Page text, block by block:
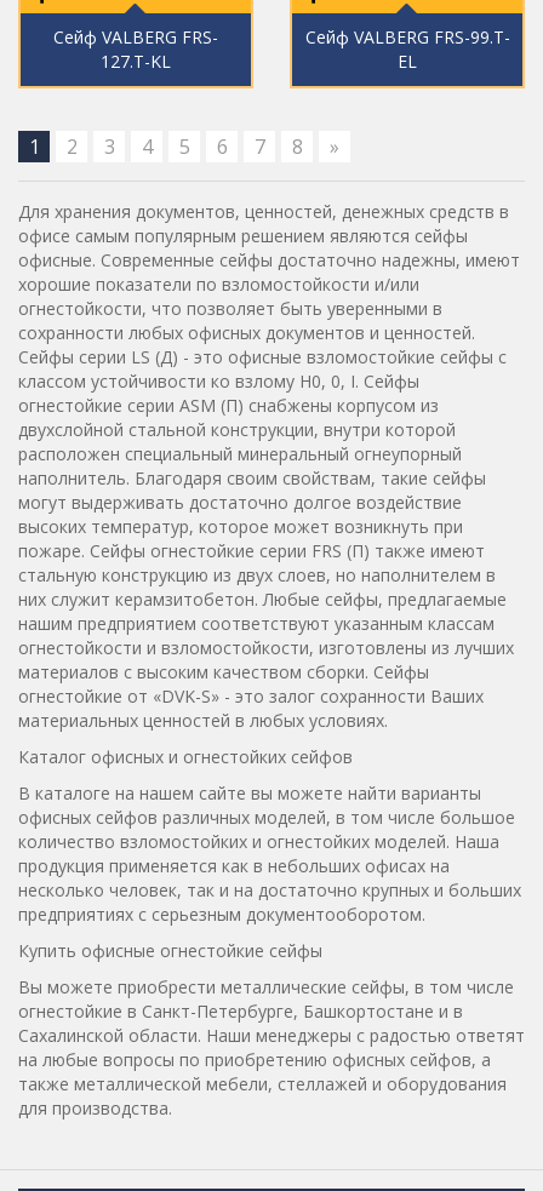
Сейф VALBERG FRS-
127.T-KL
Сейф VALBERG FRS-99.T-
EL
1 2 3 4 5 6 7 8 »
Для хранения документов, ценностей, денежных средств в
офисе самым популярным решением являются сейфы
офисные. Современные сейфы достаточно надежны, имеют
хорошие показатели по взломостойкости и/или
огнестойкости, что позволяет быть уверенными в
сохранности любых офисных документов и ценностей.
Сейфы серии LS (Д) - это офисные взломостойкие сейфы с
классом устойчивости ко взлому Н0, 0, I. Сейфы
огнестойкие серии ASM (П) снабжены корпусом из
двухслойной стальной конструкции, внутри которой
расположен специальный минеральный огнеупорный
наполнитель. Благодаря своим свойствам, такие сейфы
могут выдерживать достаточно долгое воздействие
высоких температур, которое может возникнуть при
пожаре. Сейфы огнестойкие серии FRS (П) также имеют
стальную конструкцию из двух слоев, но наполнителем в
них служит керамзитобетон. Любые сейфы, предлагаемые
нашим предприятием соответствуют указанным классам
огнестойкости и взломостойкости, изготовлены из лучших
материалов с высоким качеством сборки. Сейфы
огнестойкие от «DVK-S» - это залог сохранности Ваших
материальных ценностей в любых условиях.
Каталог офисных и огнестойких сейфов
В каталоге на нашем сайте вы можете найти варианты
офисных сейфов различных моделей, в том числе большое
количество взломостойких и огнестойких моделей. Наша
продукция применяется как в небольших офисах на
несколько человек, так и на достаточно крупных и больших
предприятиях с серьезным документооборотом.
Купить офисные огнестойкие сейфы
Вы можете приобрести металлические сейфы, в том числе
огнестойкие в Санкт-Петербурге, Башкортостане и в
Сахалинской области. Наши менеджеры с радостью ответят
на любые вопросы по приобретению офисных сейфов, а
также металлической мебели, стеллажей и оборудования
для производства.